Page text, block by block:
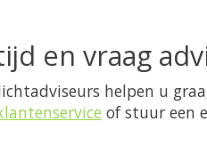
en vraag
helpen u
of stuur een